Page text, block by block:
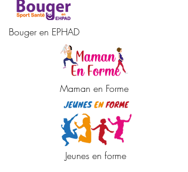
Bouger en EPHAD
Maman en Forme
Jeunes en forme